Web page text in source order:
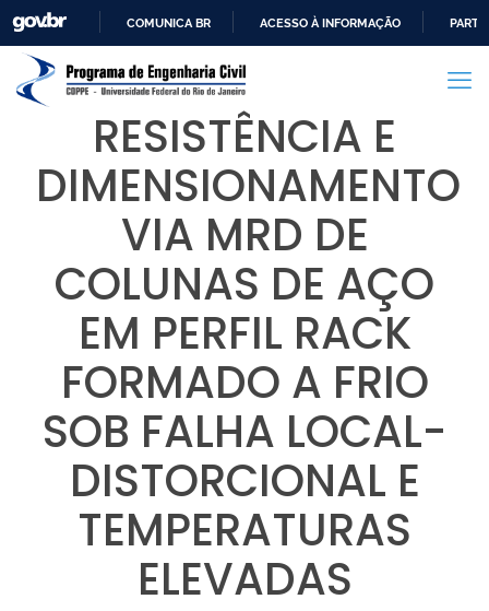
PARA
CONTEÚDO
COMUNICA BR ACESSO À INFORMAÇÃO
RESISTÊNCIA E
DIMENSIONAMENTO
VIA MRD DE
COLUNAS DE AÇO
EM PERFIL RACK
FORMADO A FRIO
SOB FALHA LOCAL-
DISTORCIONAL E
TEMPERATURAS
ELEVADAS